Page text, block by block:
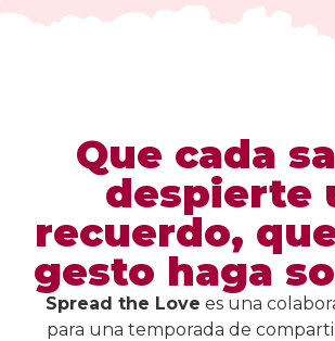
Que cada
despierte
recuerdo,
gesto haga
Spread the Love es una
para una temporada de